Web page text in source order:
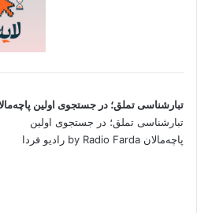
تبارشناسی تملق؛ در جستجوی اولین‌
تبارشناسی تملق؛ در جستجوی اولین‌
پاچه‌مالان by Radio Farda رادیو فردا